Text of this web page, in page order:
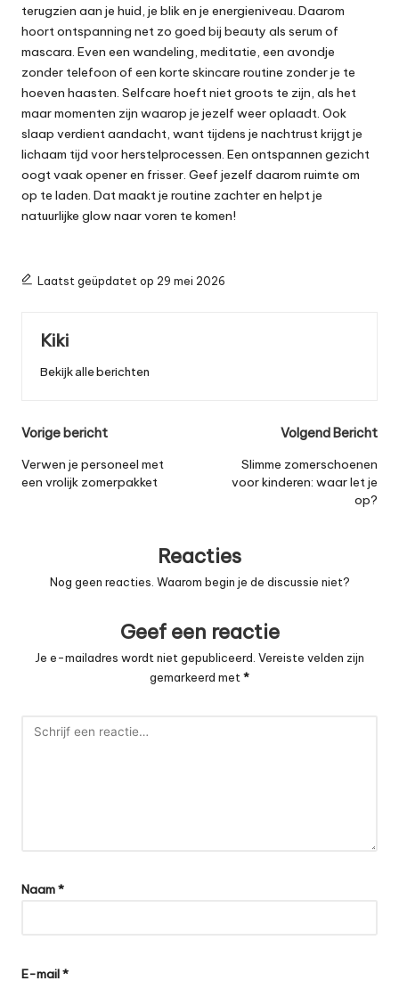
terugzien aan je huid, je blik en je energieniveau. Daarom
hoort ontspanning net zo goed bij beauty als serum of
mascara. Even een wandeling, meditatie, een avondje
zonder telefoon of een korte skincare routine zonder je te
hoeven haasten. Selfcare hoeft niet groots te zijn, als het
maar momenten zijn waarop je jezelf weer oplaadt. Ook
slaap verdient aandacht, want tijdens je nachtrust krijgt je
lichaam tijd voor herstelprocessen. Een ontspannen gezicht
oogt vaak opener en frisser. Geef jezelf daarom ruimte om
op te laden. Dat maakt je routine zachter en helpt je
natuurlijke glow naar voren te komen!
Laatst geüpdatet op 29 mei 2026
Kiki
Bekijk alle berichten
Bericht
navigatie
Vorige bericht
Verwen je personeel met
een vrolijk zomerpakket
Volgend Bericht
Slimme zomerschoenen
voor kinderen: waar let je
op?
Reacties
Nog geen reacties. Waarom begin je de discussie niet?
Geef een reactie
Je e-mailadres wordt niet gepubliceerd. Vereiste velden zijn
gemarkeerd met *
Naam*
E-mail*